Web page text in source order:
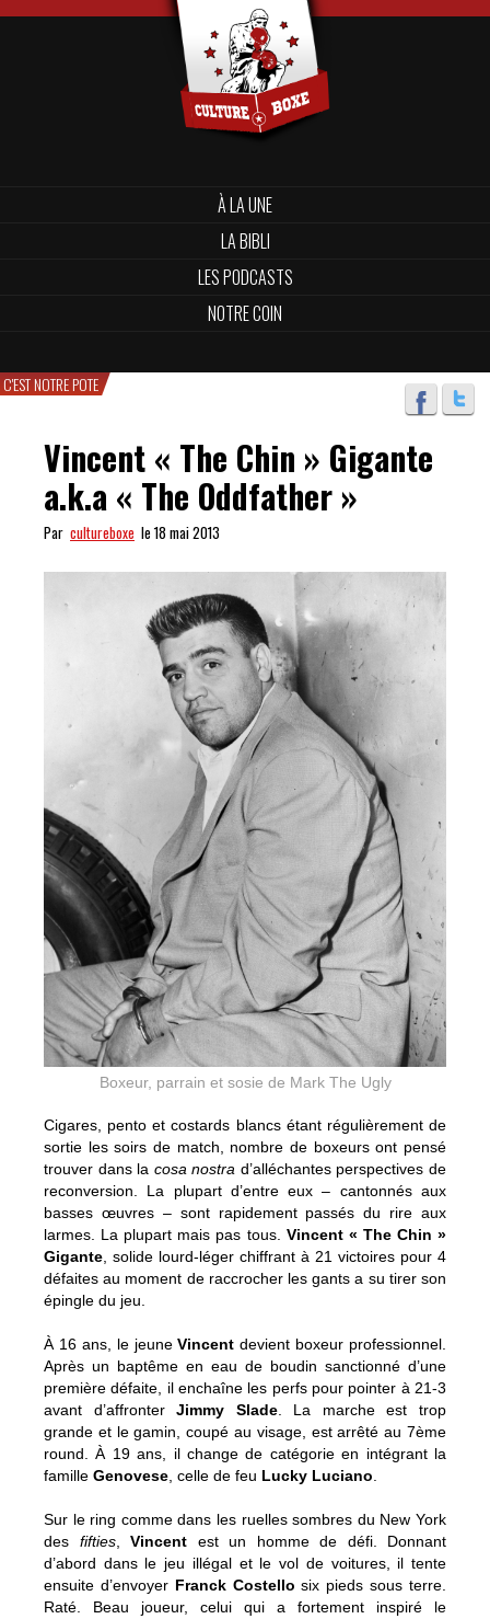
À LA UNE
LA BIBLI
LES PODCASTS
NOTRE COIN
C'EST NOTRE POTE
Vincent « The Chin » Gigante
a.k.a « The Oddfather »
Par cultureboxe le 18 mai 2013
Boxeur, parrain et sosie de Mark The Ugly
Cigares, pento et costards blancs étant régulièrement de
sortie les soirs de match, nombre de boxeurs ont pensé
trouver dans la cosa nostra d’alléchantes perspectives de
reconversion. La plupart d’entre eux – cantonnés aux
basses œuvres – sont rapidement passés du rire aux
larmes. La plupart mais pas tous. Vincent « The Chin »
Gigante, solide lourd-léger chiffrant à 21 victoires pour 4
défaites au moment de raccrocher les gants a su tirer son
épingle du jeu.
À 16 ans, le jeuneVincent devient boxeur professionnel.
Après un baptême en eau de boudin sanctionné d’une
première défaite, il enchaîne les perfs pour pointer à 21-3
avant d’affronterJimmy Slade. La marche est trop
grande et le gamin, coupé au visage, est arrêté au 7ème
round. À 19 ans, il change de catégorie en intégrant la
famille Genovese, celle de feu Lucky Luciano.
Sur le ring comme dans les ruelles sombres du New York
des fifties, Vincent est un homme de défi. Donnant
d’abord dans le jeu illégal et le vol de voitures, il tente
ensuite d’envoyer Franck Costello six pieds sous terre.
Raté. Beau joueur, celui qui a fortement inspiré le